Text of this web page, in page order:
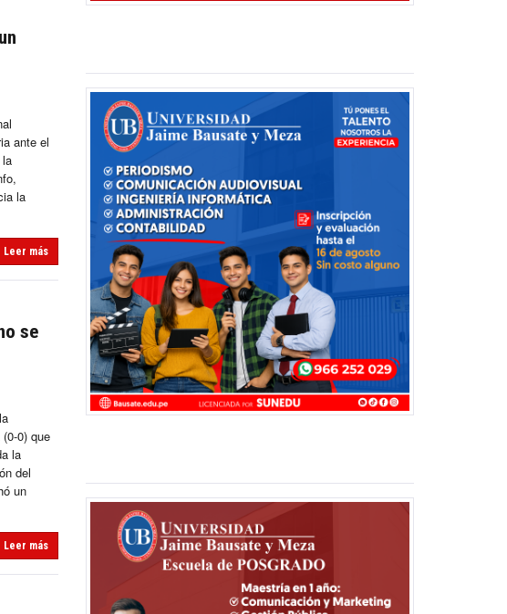
ante el
la
Leer más
se
0) que
la
del
un
Leer más